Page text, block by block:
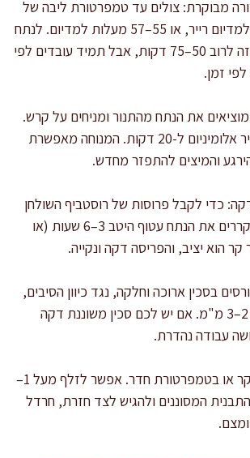
מבוקרת: צולים עד טמפרטורת ליבה של
52–54 מעלות למדיום רייר, או 55–57 מעלות למדיום. לנתח
של 1,200 גרם זה לרוב 50–75 דקות, אבל תמיד עובדים לפי
זמן.
את הנתח מהתנור ומניחים על קרש.
מכסים רפוי בנייר אלומיניום ל-20 דקות. המנוחה מאפשרת
והמיצים להתפזר מחדש.
כדי לקבל פרוסות של רוסטביף השולחן
כמו בדלפק, מקררים את הנתח עטוף היטב 3–6 שעות (או
הוא יציב, והפריסה דקה ונקייה.
בסכין ארוכה וחלקה, נגד כיוון הסיבים,
לפרוסות בעובי 2–3 מ"מ. אם יש לכם סכין משוננת דקה
עבודה נהדרת.
הגשה: מגישים קר או בטמפרטורת חדר. אפשר לזלף מעל 1–
התבנית המסוננים ולהגיש לצד חזרת, חרדל